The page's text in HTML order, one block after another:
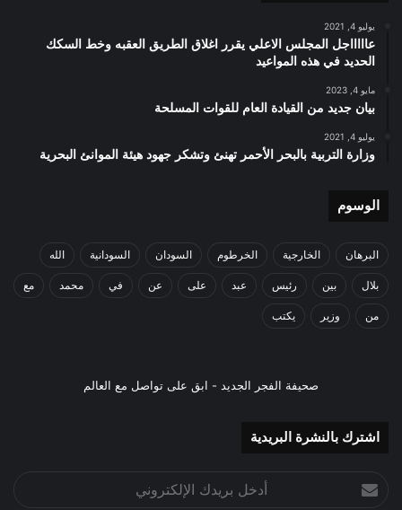
يوليو 4, 2021
عاااااجل المجلس الاعلي يقرر اغلاق الطريق العقبه وخط السكك
الحديد في هذه المواعيد
مايو 4, 2023
بيان جديد من القيادة العام للقوات المسلحة
يوليو 4, 2021
وزارة التربية بالبحر الأحمر تهنئ وتشكر جهود هيئة الموانئ البحرية
الوسوم
البرهان الخارجية الخرطوم السودان السودانية الله
بلال بين رئيس عبد على عن في محمد مع
من وزير يكتب
صحيفة الفجر الجديد - ابق على تواصل مع العالم
اشترك بالنشرة البريدية
بريدك